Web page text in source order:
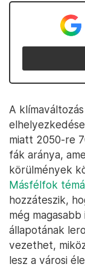
A
miatt 2050-re
fák aránya,
körülmények
Másfélfok
hozzáteszik,
még
állapotának
vezethet,
lesz a városi